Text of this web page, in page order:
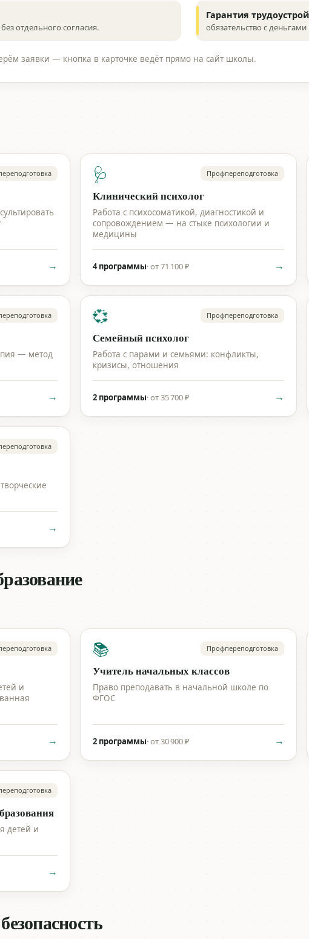
отдельного согласия.
Гарантия
обязательство с
заявки — кнопка в карточке ведёт прямо на сайт школы.
→
🩺 Профпереподготовка
Клинический психолог
Работа с психосоматикой, диагностикой и
сопровождением — на стыке психологии и
медицины
4 программы·от 71 100 ₽ →
— метод
→
💞 Профпереподготовка
Семейный психолог
Работа с парами и семьями: конфликты,
кризисы, отношения
2 программы·от 35 700 ₽ →
→
и
→
📚 Профпереподготовка
Учитель начальных классов
Право преподавать в начальной школе по
ФГОС
2 программы·от 30 900 ₽ →
детей и
→